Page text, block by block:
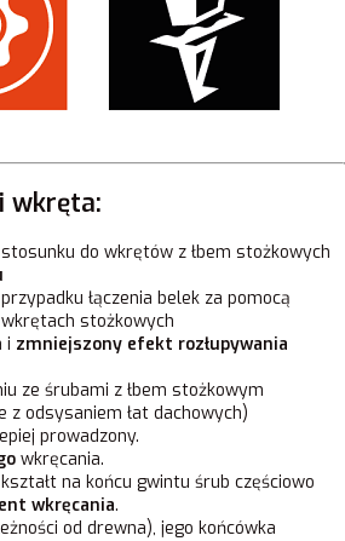
wkręta:
do wkrętów z łbem stożkowych
łączenia belek za pomocą
stożkowych
i zmniejszony efekt rozłupywania
ze śrubami z łbem stożkowym
z odsysaniem łat dachowych)
prowadzony.
wkręcania.
na końcu gwintu śrub częściowo
wkręcania.
od drewna), jego końcówka